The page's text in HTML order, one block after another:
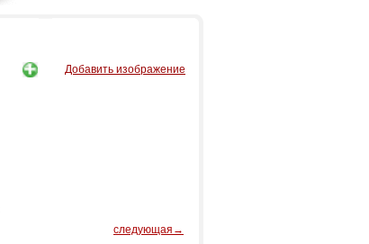
Добавить изображение
следующая→